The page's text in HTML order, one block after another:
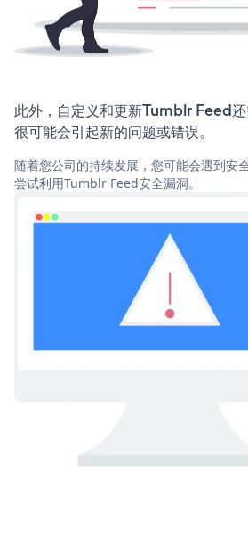
此外，自定义和更新Tumblr Feed
很可能会引起新的问题或错误。
随着您公司的持续发展，您可能会遇到安
尝试利用Tumblr Feed安全漏洞。